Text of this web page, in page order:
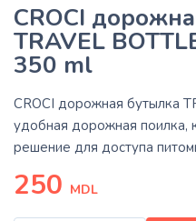
CROCI
TRAVEL
350 ml
CROCI дорожная бутылка
удобная дорожная поилка,
решение для доступа
250 MDL